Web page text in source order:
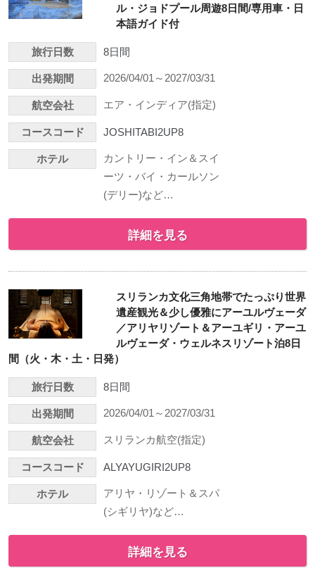
ル・ジョドプール周遊8日間/専用車・日
本語ガイド付
旅行日数 8日間
出発期間 2026/04/01～2027/03/31
航空会社 エア・インディア(指定)
コースコード JOSHITABI2UP8
ホテル
カントリー・イン＆スイ
ーツ・バイ・カールソン
(デリー)など…
詳細を見る
スリランカ文化三角地帯でたっぷり世界
遺産観光＆少し優雅にアーユルヴェーダ
／アリヤリゾート＆アーユギリ・アーユ
ルヴェーダ・ウェルネスリゾート泊8日
間（火・木・土・日発）
旅行日数 8日間
出発期間 2026/04/01～2027/03/31
航空会社 スリランカ航空(指定)
コースコード ALYAYUGIRI2UP8
ホテル
アリヤ・リゾート＆スパ
(シギリヤ)など…
詳細を見る